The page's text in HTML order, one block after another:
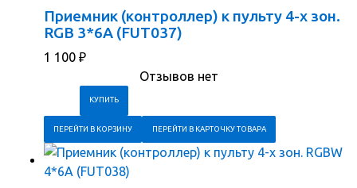
Приемник (контроллер) к пульту 4-х зон.
RGB 3*6А (FUT037)
1 100 ₽
Отзывов нет
ПЕРЕЙТИ В КОРЗИНУ ПЕРЕЙТИ В КАРТОЧКУ ТОВАРА